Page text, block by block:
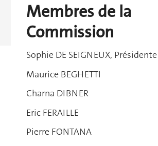
Membres de la
Commission
Sophie DE SEIGNEUX, Présidente
Maurice BEGHETTI
Charna DIBNER
Eric FERAILLE
Pierre FONTANA